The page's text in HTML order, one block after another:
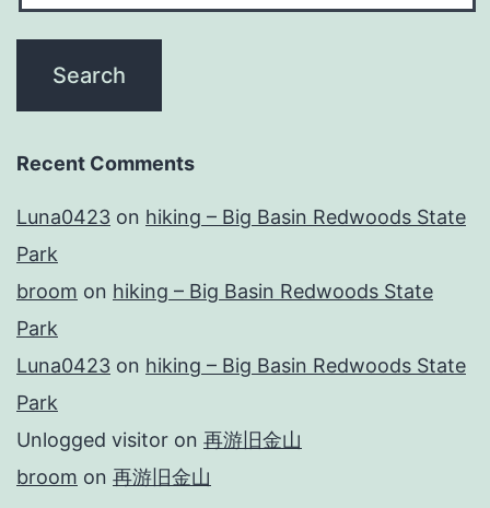
Recent Comments
Luna0423 on hiking – Big Basin Redwoods State
Park
broom on hiking – Big Basin Redwoods State
Park
Luna0423 on hiking – Big Basin Redwoods State
Park
Unlogged visitor on 再游旧金山
broom on 再游旧金山